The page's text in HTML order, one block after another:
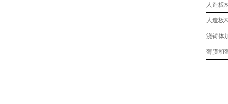
人造板
人造板
浇铸体
薄膜和